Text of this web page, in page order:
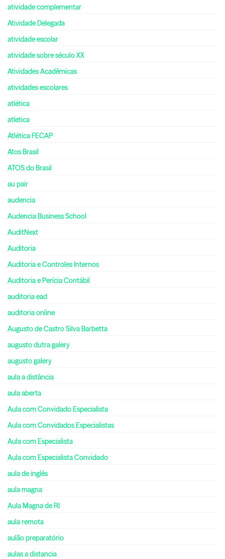
atividade complementar
Atividade Delegada
atividade escolar
atividade sobre século XX
Atividades Acadêmicas
atividades escolares
atlética
atletica
Atlética FECAP
Atos Brasil
ATOS do Brasil
au pair
audencia
Audencia Business School
AuditNext
Auditoria
Auditoria e Controles Internos
Auditoria e Perícia Contábil
auditoria ead
auditoria online
Augusto de Castro Silva Barbetta
augusto dutra galery
augusto galery
aula a distância
aula aberta
Aula com Convidado Especialista
Aula com Convidados Especialistas
Aula com Especialista
Aula com Especialista Convidado
aula de inglês
aula magna
Aula Magna de RI
aula remota
aulão preparatório
aulas a distancia